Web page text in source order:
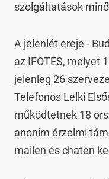
szolgáltatások
A jelenlét ereje -
az IFOTES, melyet
jelenleg 26
Telefonos Lelki
működtetnek 18
anonim érzelmi
mailen és chaten